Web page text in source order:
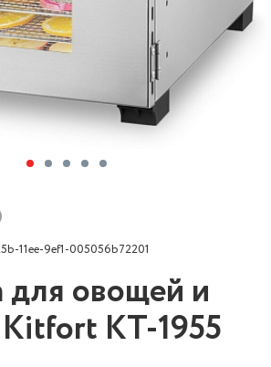
11ee-9ef1-005056b72201
овощей и
КТ-1955